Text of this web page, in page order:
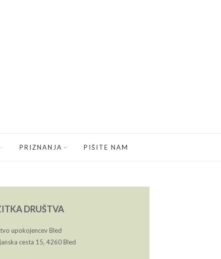
PRIZNANJA PIŠITE NAM
DRUŠTVA
upokojencev Bled
cesta 15, 4260 Bled